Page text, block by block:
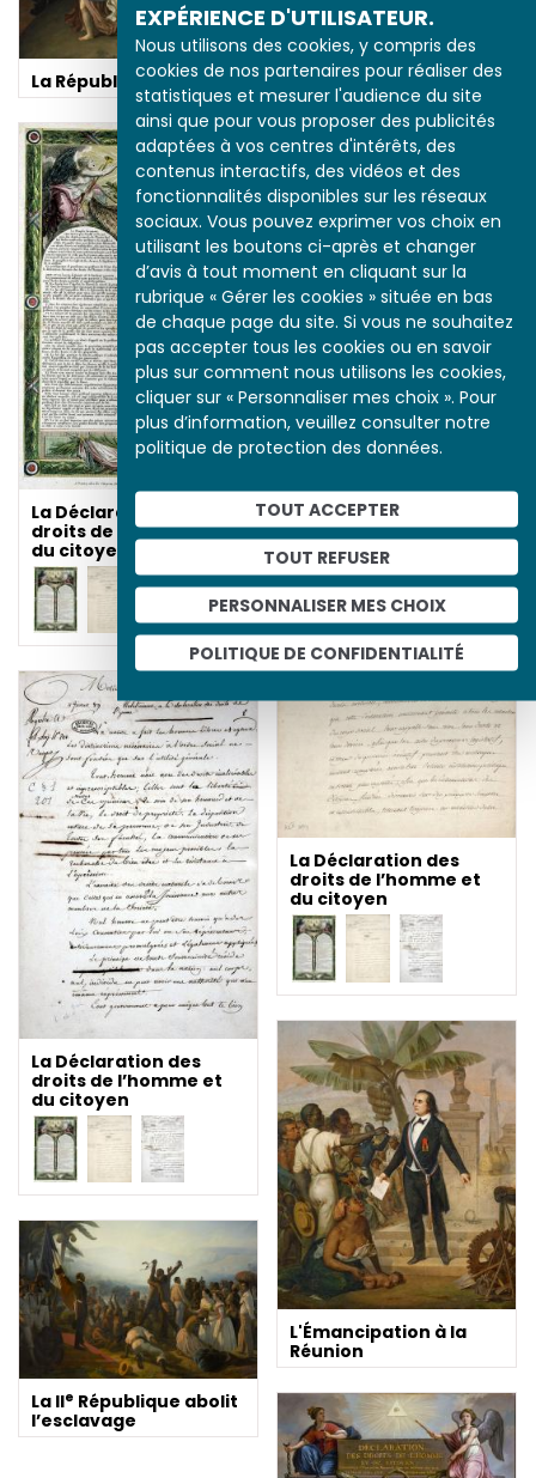
EXPÉRIENCE D'UTILISATEUR.
Nous utilisons des cookies, y compris des
cookies de nos partenaires pour réaliser des
statistiques et mesurer l'audience du site
ainsi que pour vous proposer des publicités
adaptées à vos centres d'intérêts, des
contenus interactifs, des vidéos et des
fonctionnalités disponibles sur les réseaux
sociaux. Vous pouvez exprimer vos choix en
utilisant les boutons ci-après et changer
d’avis à tout moment en cliquant sur la
rubrique « Gérer les cookies » située en bas
de chaque page du site. Si vous ne souhaitez
pas accepter tous les cookies ou en savoir
plus sur comment nous utilisons les cookies,
cliquer sur « Personnaliser mes choix ». Pour
plus d’information, veuillez consulter notre
politique de protection des données.
TOUT ACCEPTER
TOUT REFUSER
PERSONNALISER MES CHOIX
POLITIQUE DE CONFIDENTIALITÉ
La République
Catherine II, un
despote éclairé face à
la Révolution française
La Déclaration des
droits de l’homme et
du citoyen
La Déclaration des
droits de l’homme et
du citoyen
La Déclaration des
droits de l’homme et
du citoyen
L'Émancipation à la
Réunion
La IIe République abolit
l’esclavage